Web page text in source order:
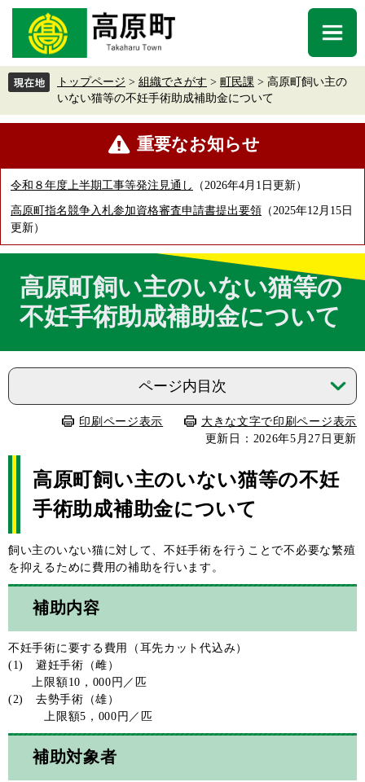
先
頭
を
飛
ニ
ュ
ー
トップページ > 組織でさがす > 町民課 > 高原町飼い主の
いない猫等の不妊手術助成補助金について
重要なお知らせ
令和８年度上半期工事等発注見通し 2026年4月1日更新
高原町指名競争入札参加資格審査申請書提出要領
2025年12月15日
更新
高原町飼い主のいない猫等の
不妊手術助成補助金について
ページ内目次
印刷ページ表示
大きな文字で印刷ページ表示
更新日：2026年5月27日更新
高原町飼い主のいない猫等の不妊
手術助成補助金について
飼い主のいない猫に対して、不妊手術を行うことで不必要な繁殖
を抑えるために費用の補助を行います。
補助内容
不妊手術に要する費用（耳先カット代込み）
(1) 避妊手術（雌）
上限額10，000円／匹
(2) 去勢手術（雄）
上限額5，000円／匹
補助対象者